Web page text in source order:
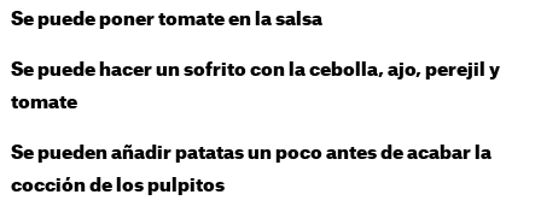
Se puede poner tomate en la salsa
Se puede hacer un sofrito con la cebolla, ajo, perejil y
tomate
Se pueden añadir patatas un poco antes de acabar la
cocción de los pulpitos